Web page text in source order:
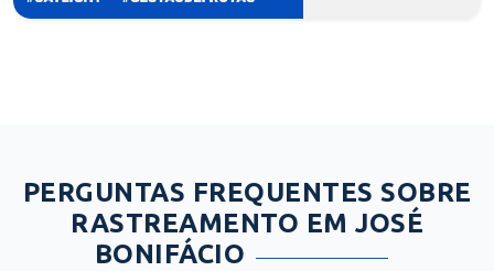
PERGUNTAS FREQUENTES SOBRE
RASTREAMENTO EM JOSÉ
BONIFÁCIO